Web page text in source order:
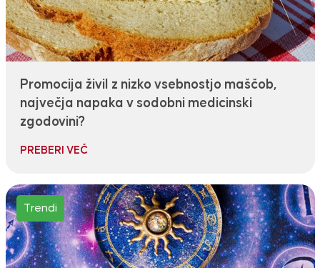
Promocija živil z nizko vsebnostjo maščob,
največja napaka v sodobni medicinski
zgodovini?
PREBERI VEČ
Trendi